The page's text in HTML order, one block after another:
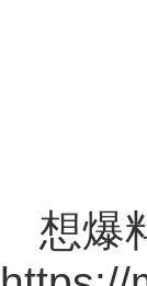
想爆